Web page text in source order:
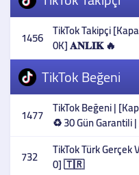
1456 TikTok Takipçi
0K] 𝐀𝐍𝐋𝐈𝐊 🔥
TikTok Beğeni
1477 TikTok Beğeni |
♻️ 30 Gün
732 TikTok Türk
0] 🇹🇷